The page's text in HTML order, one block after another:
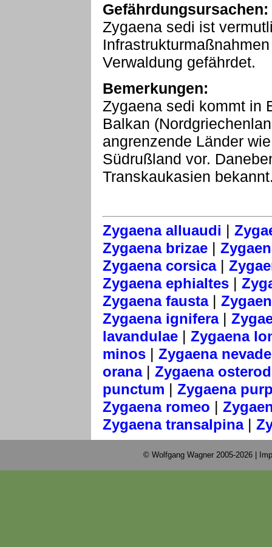
Gefährdungsursachen:
Zygaena sedi ist
Verwaldung gefährdet.
Bemerkungen:
Zygaena sedi kommt in
Balkan
angrenzende Länder
Südrußland vor.
Transkaukasien
Zygaena alluaudi |
Zygaena brizae |
Zygaena corsica|
Zygaena ephialtes |
Zygaena fausta|
Zygaena ignifera|
lavandulae | Zygaena
minos | Zygaena
orana| Zygaena
punctum | Zygaena
Zygaena romeo |
Zygaena transalpina|
© Wolfgang Wagner 2005-2026 |